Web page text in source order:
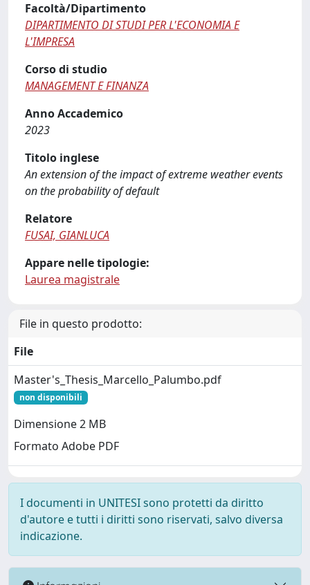
Facoltà/Dipartimento
DIPARTIMENTO DI STUDI PER L'ECONOMIA E
L'IMPRESA
Corso di studio
MANAGEMENT E FINANZA
Anno Accademico
2023
Titolo inglese
An extension of the impact of extreme weather events
on the probability of default
Relatore
FUSAI, GIANLUCA
Appare nelle tipologie:
Laurea magistrale
File in questo prodotto:
File
Master's_Thesis_Marcello_Palumbo.pdf
non disponibili
Dimensione 2 MB
Formato Adobe PDF
I documenti in UNITESI sono protetti da diritto
d'autore e tutti i diritti sono riservati, salvo diversa
indicazione.